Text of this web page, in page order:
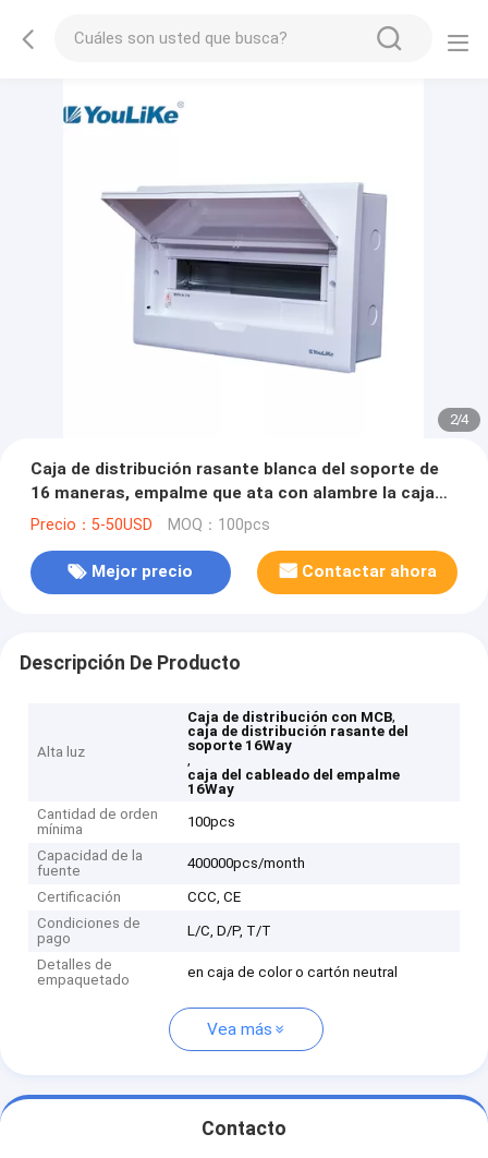
2/4
Caja de distribución rasante blanca del soporte de
16 maneras, empalme que ata con alambre la caja
con MCB
Precio：5-50USD MOQ：100pcs
Mejor precio Contactar ahora
Descripción De Producto
Alta luz
Caja de distribución con MCB,
caja de distribución rasante del
soporte 16Way
,
caja del cableado del empalme
16Way
Cantidad de orden
mínima
100pcs
Capacidad de la
fuente
400000pcs/month
Certificación
CCC, CE
Condiciones de
pago
L/C, D/P, T/T
Detalles de
empaquetado
en caja de color o cartón neutral
Vea más
Contacto